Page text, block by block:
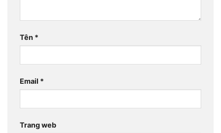
Tên *
Email *
Trang web